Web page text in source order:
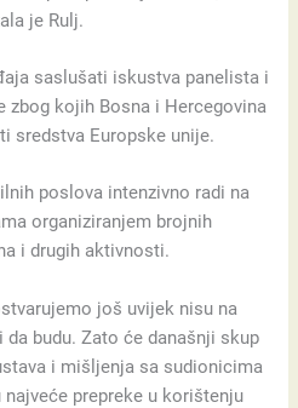
je Rulj.
saslušati iskustva panelista i
zbog kojih Bosna i Hercegovina
sredstva Europske unije.
poslova intenzivno radi na
organiziranjem brojnih
i drugih aktivnosti.
još uvijek nisu na
budu. Zato će današnji skup
i mišljenja sa sudionicima
prepreke u korištenju